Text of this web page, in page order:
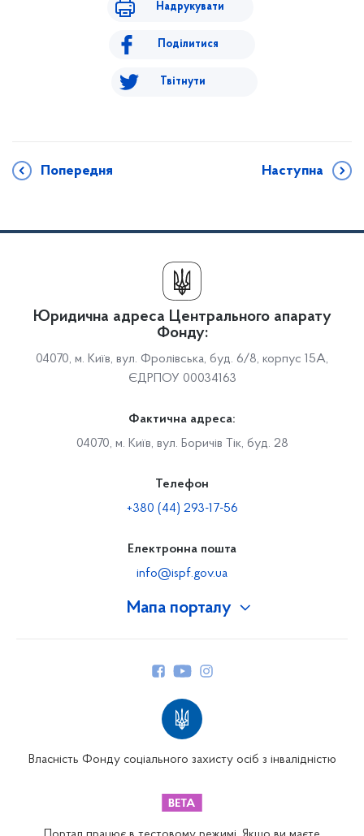
Надрукувати
Поділитися
Твітнути
Попередня Наступна
Мапа порталу
Юридична адреса Центрального апарату
Фонду:
04070, м. Київ, вул. Фролівська, буд. 6/8, корпус 15А,
ЄДРПОУ 00034163
Фактична адреса:
04070, м. Київ, вул. Боричів Тік, буд. 28
Телефон
+380 (44) 293-17-56
Електронна пошта
info@ispf.gov.ua
Власність Фонду соціального захисту осіб з інвалідністю